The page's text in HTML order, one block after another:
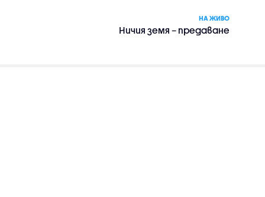
НА ЖИВО
Ничия земя – предаване